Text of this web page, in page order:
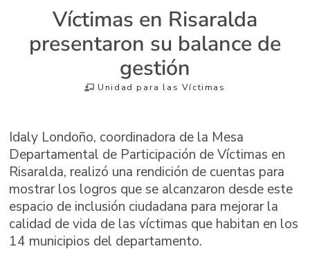
Víctimas en Risaralda
presentaron su balance de
gestión
Unidad para las Víctimas
Idaly Londoño, coordinadora de la Mesa
Departamental de Participación de Víctimas en
Risaralda, realizó una rendición de cuentas para
mostrar los logros que se alcanzaron desde este
espacio de inclusión ciudadana para mejorar la
calidad de vida de las víctimas que habitan en los
14 municipios del departamento.